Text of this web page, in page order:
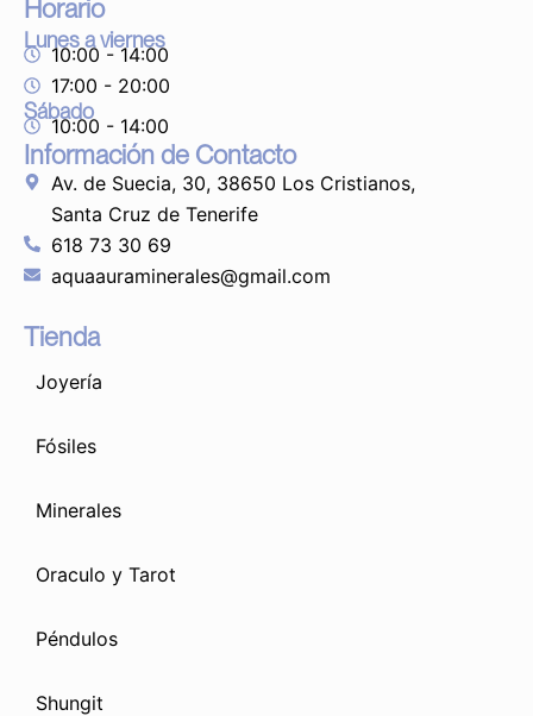
Horario
Lunes a viernes
10:00 - 14:00
17:00 - 20:00
Sábado
10:00 - 14:00
Información de Contacto
Av. de Suecia, 30, 38650 Los Cristianos,
Santa Cruz de Tenerife
618 73 30 69
aquaauraminerales@gmail.com
Tienda
Joyería
Fósiles
Minerales
Oraculo y Tarot
Péndulos
Shungit